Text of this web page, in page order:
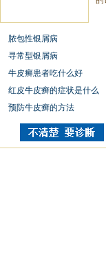
脓包性银屑病
寻常型银屑病
牛皮癣患者吃什么好
红皮牛皮癣的症状是什么
预防牛皮癣的方法